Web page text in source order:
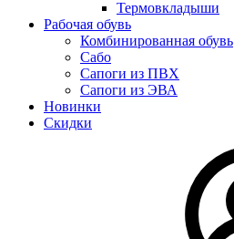
Термовкладыши
Рабочая обувь
Комбинированная обувь
Сабо
Сапоги из ПВХ
Сапоги из ЭВА
Новинки
Скидки